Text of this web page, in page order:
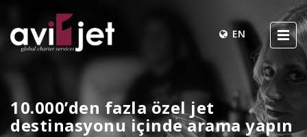
EN
10.000’den fazla özel jet
destinasyonu içinde arama yapın